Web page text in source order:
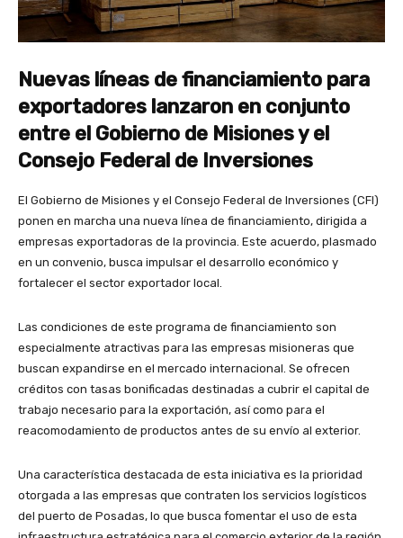
Nuevas líneas de financiamiento para
exportadores lanzaron en conjunto
entre el Gobierno de Misiones y el
Consejo Federal de Inversiones
El Gobierno de Misiones y el Consejo Federal de Inversiones (CFI)
ponen en marcha una nueva línea de financiamiento, dirigida a
empresas exportadoras de la provincia. Este acuerdo, plasmado
en un convenio, busca impulsar el desarrollo económico y
fortalecer el sector exportador local.
Las condiciones de este programa de financiamiento son
especialmente atractivas para las empresas misioneras que
buscan expandirse en el mercado internacional. Se ofrecen
créditos con tasas bonificadas destinadas a cubrir el capital de
trabajo necesario para la exportación, así como para el
reacomodamiento de productos antes de su envío al exterior.
Una característica destacada de esta iniciativa es la prioridad
otorgada a las empresas que contraten los servicios logísticos
del puerto de Posadas, lo que busca fomentar el uso de esta